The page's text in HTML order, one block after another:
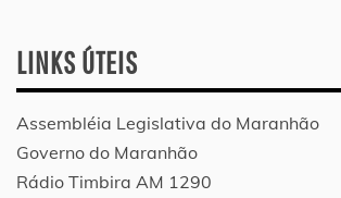
LINKS ÚTEIS
Assembléia Legislativa do Maranhão
Governo do Maranhão
Rádio Timbira AM 1290